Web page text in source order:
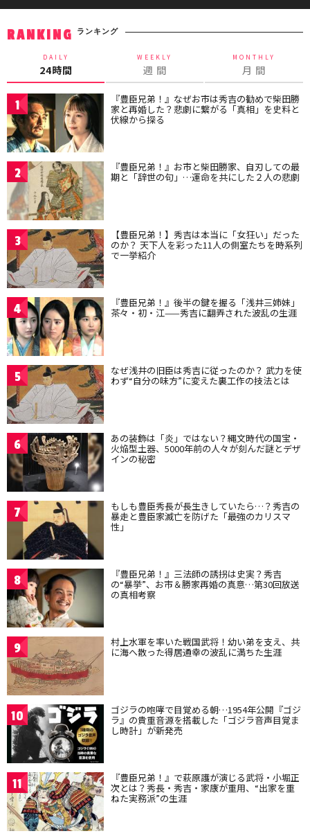
RANKING ランキング
DAILY
24時間
WEEKLY
週 間
MONTHLY
月 間
1 『豊臣兄弟！』なぜお市は秀吉の勧めで柴田勝
家と再婚した？悲劇に繋がる「真相」を史料と
伏線から探る
2 『豊臣兄弟！』お市と柴田勝家、自刃しての最
期と「辞世の句」…運命を共にした２人の悲劇
3 【豊臣兄弟！】秀吉は本当に「女狂い」だった
のか？ 天下人を彩った11人の側室たちを時系列
で一挙紹介
4 『豊臣兄弟！』後半の鍵を握る「浅井三姉妹」
茶々・初・江——秀吉に翻弄された波乱の生涯
5 なぜ浅井の旧臣は秀吉に従ったのか？ 武力を使
わず“自分の味方”に変えた裏工作の技法とは
6 あの装飾は「炎」ではない？縄文時代の国宝・
火焔型土器、5000年前の人々が刻んだ謎とデザ
インの秘密
7 もしも豊臣秀長が長生きしていたら…？秀吉の
暴走と豊臣家滅亡を防げた「最強のカリスマ
性」
8 『豊臣兄弟！』三法師の誘拐は史実？秀吉
の“暴挙”、お市＆勝家再婚の真意…第30回放送
の真相考察
9 村上水軍を率いた戦国武将！幼い弟を支え、共
に海へ散った得居通幸の波乱に満ちた生涯
10 ゴジラの咆哮で目覚める朝…1954年公開『ゴジ
ラ』の貴重音源を搭載した「ゴジラ音声目覚ま
し時計」が新発売
11 『豊臣兄弟！』で萩原護が演じる武将・小堀正
次とは？秀長・秀吉・家康が重用、“出家を重
ねた実務派”の生涯